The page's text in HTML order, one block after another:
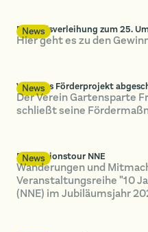
News
Die Preisverleihung zum 25.
Hier geht es zu den
News
Weiteres Förderprojekt
Der Verein Gartensparte
schließt seine
News
Expeditionstour NNE
Wanderungen und
Veranstaltungsreihe "10
(NNE) im Jubiläumsjahr